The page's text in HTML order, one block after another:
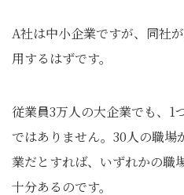
A社は中小企業ですが、同社
用するはずです。
従業員3万人の大企業でも、1
ではありません。30人の職場
業だとすれば、いずれかの職
十分あるのです。